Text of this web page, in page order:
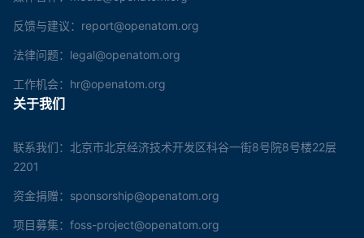
反馈与建议：report@openatom.org
法律问题：legal@openatom.org
工作机会：hr@openatom.org
关于我们
联系我们：北京市北京经济技术开发区科谷一街8号院8号楼22层
2201
资金捐赠：sponsorship@openatom.org
项目募集：foss-project@openatom.org